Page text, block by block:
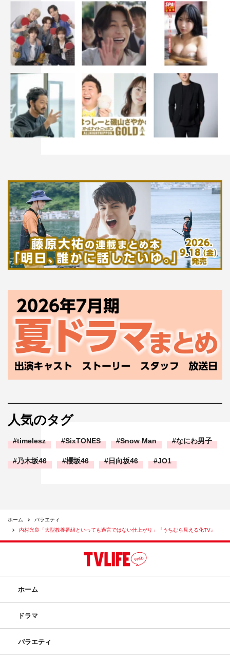
人気のタグ
timelesz SixTONES Snow Man なにわ男子
乃木坂46 櫻坂46 日向坂46 JO1
ホーム
バラエティ
内村光良「大型教養番組といっても過言ではない仕上がり」『うちむら見える化TV』
ホーム
ドラマ
バラエティ